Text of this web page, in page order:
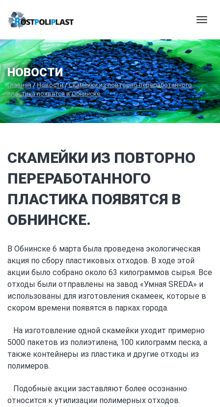
НОВОСТИ
Главная/Новости/Скамейки из повторно переработанного
пластика появятся в Обнинске.
СКАМЕЙКИ ИЗ ПОВТОРНО
ПЕРЕРАБОТАННОГО
ПЛАСТИКА ПОЯВЯТСЯ В
ОБНИНСКЕ.
В Обнинске 6 марта была проведена экологическая
акция по сбору пластиковых отходов. В ходе этой
акции было собрано около 63 килограммов сырья. Все
отходы были отправлены на завод «Умная SREDA» и
использованы для изготовления скамеек, которые в
скором времени появятся в парках города.
На изготовление одной скамейки уходит примерно
5000 пакетов из полиэтилена, 100 килограмм песка, а
также контейнеры из пластика и другие отходы из
полимеров.
Подобные акции заставляют более осознанно
относится к утилизации полимерных отходов.